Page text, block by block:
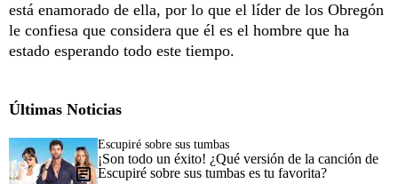
está enamorado de ella, por lo que el líder de los Obregón
le confiesa que considera que él es el hombre que ha
estado esperando todo este tiempo.
Últimas Noticias
Escupiré sobre sus tumbas
¡Son todo un éxito! ¿Qué versión de la canción de
Escupiré sobre sus tumbas es tu favorita?